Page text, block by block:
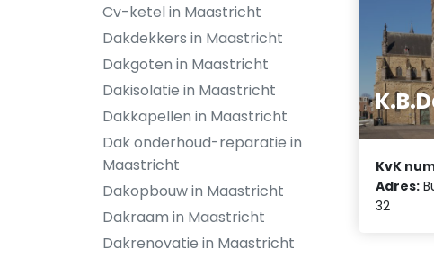
Cv-ketel in Maastricht
Dakdekkers in Maastricht
Dakgoten in Maastricht
Dakisolatie in Maastricht
Dakkapellen in Maastricht
Dak onderhoud-reparatie in
Maastricht
Dakopbouw in Maastricht
Dakraam in Maastricht
Dakrenovatie in Maastricht
KvK
Adres:
32